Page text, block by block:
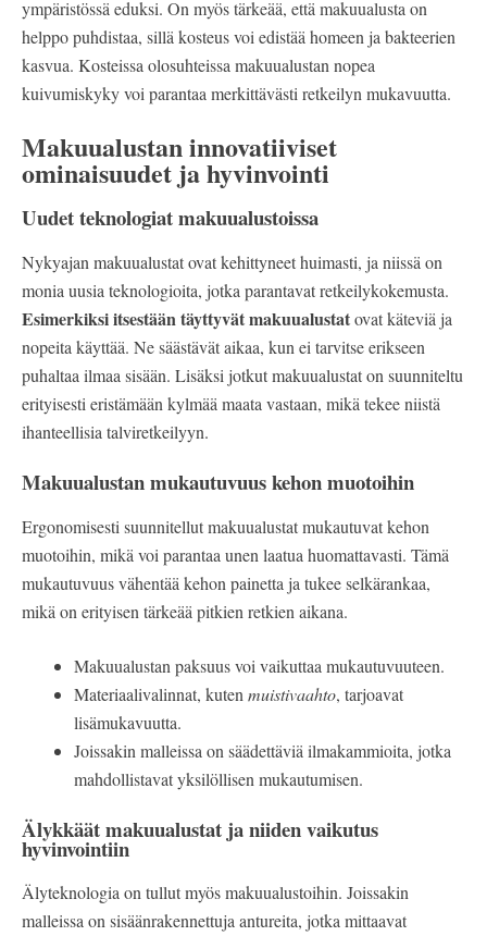
ympäristössä eduksi. On myös tärkeää, että makuualusta on
helppo puhdistaa, sillä kosteus voi edistää homeen ja bakteerien
kasvua. Kosteissa olosuhteissa makuualustan nopea
kuivumiskyky voi parantaa merkittävästi retkeilyn mukavuutta.
Makuualustan innovatiiviset
ominaisuudet ja hyvinvointi
Uudet teknologiat makuualustoissa
Nykyajan makuualustat ovat kehittyneet huimasti, ja niissä on
monia uusia teknologioita, jotka parantavat retkeilykokemusta.
Esimerkiksi itsestään täyttyvät makuualustatovat käteviä ja
nopeita käyttää. Ne säästävät aikaa, kun ei tarvitse erikseen
puhaltaa ilmaa sisään. Lisäksi jotkut makuualustat on suunniteltu
erityisesti eristämään kylmää maata vastaan, mikä tekee niistä
ihanteellisia talviretkeilyyn.
Makuualustan mukautuvuus kehon muotoihin
Ergonomisesti suunnitellut makuualustat mukautuvat kehon
muotoihin, mikä voi parantaa unen laatua huomattavasti. Tämä
mukautuvuus vähentää kehon painetta ja tukee selkärankaa,
mikä on erityisen tärkeää pitkien retkien aikana.
Makuualustan paksuus voi vaikuttaa mukautuvuuteen.
Materiaalivalinnat, kuten muistivaahto, tarjoavat
lisämukavuutta.
Joissakin malleissa on säädettäviä ilmakammioita, jotka
mahdollistavat yksilöllisen mukautumisen.
Älykkäät makuualustat ja niiden vaikutus
hyvinvointiin
Älyteknologia on tullut myös makuualustoihin. Joissakin
malleissa on sisäänrakennettuja antureita, jotka mittaavat